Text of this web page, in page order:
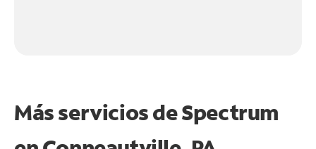
Más servicios de Spectrum